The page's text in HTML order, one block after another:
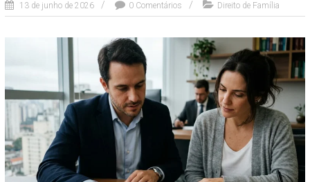
13 de junho de 2026 0 Comentários Direito de Família